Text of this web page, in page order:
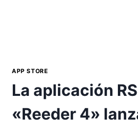
APP STORE
La aplicación
«Reeder 4»